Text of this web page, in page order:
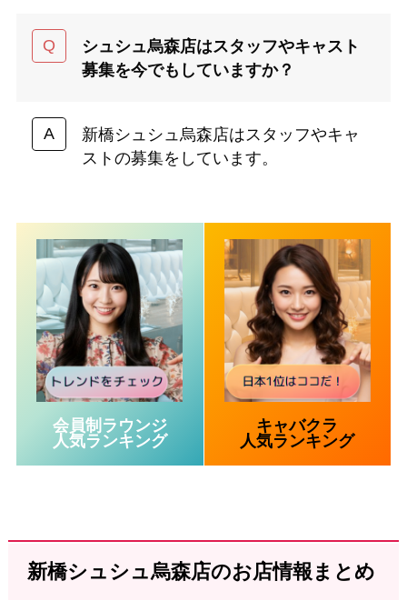
シュシュ烏森店はスタッフやキャスト
募集を今でもしていますか？
新橋シュシュ烏森店はスタッフやキャ
ストの募集をしています。
会員制ラウンジ
人気ランキング
キャバクラ
人気ランキング
新橋シュシュ烏森店のお店情報まとめ